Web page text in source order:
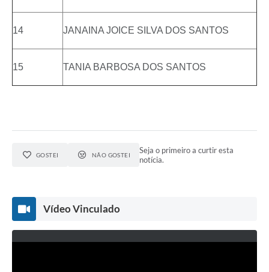
14 JANAINA JOICE SILVA DOS SANTOS
15 TANIA BARBOSA DOS SANTOS
GOSTEI NÃO GOSTEI
Seja o primeiro a curtir esta
notícia.
Vídeo Vinculado